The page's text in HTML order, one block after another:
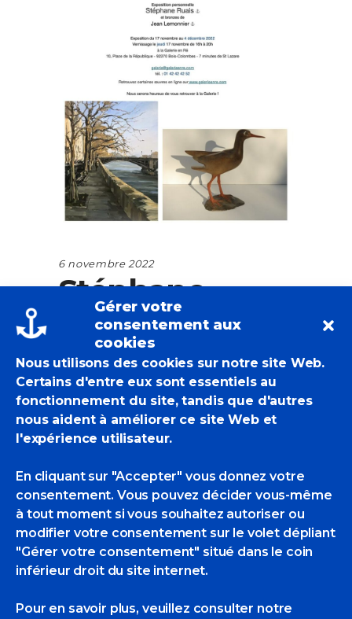
Gérer votre
consentement aux
cookies
Nous utilisons des cookies sur notre site Web.
Certains d'entre eux sont essentiels au
fonctionnement du site, tandis que d'autres
nous aident à améliorer ce site Web et
l'expérience utilisateur.
En cliquant sur "Accepter" vous donnez votre
consentement. Vous pouvez décider vous-même
à tout moment si vous souhaitez autoriser ou
modifier votre consentement sur le volet dépliant
"Gérer votre consentement" situé dans le coin
inférieur droit du site internet.
Pour en savoir plus, veuillez consulter notre
6 novembre 2022
Stéphane
Ruais et Jean
Lemonnier
exposent à la
Galerie en Ré.
Expositions Collectives
Jean Lemonnier ,Stéphane Ruais
2 Likes